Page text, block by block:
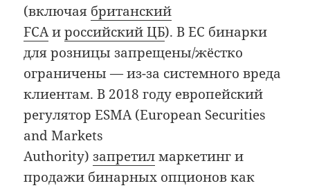
(включая британский
FCAироссийский ЦБ). В ЕС бинарки
для розницы запрещены/жёстко
ограничены — из-за системного вреда
клиентам. В 2018 году европейский
регулятор ESMA (European Securities
and Markets
Authority)запретилмаркетинг и
продажи бинарных опционов как